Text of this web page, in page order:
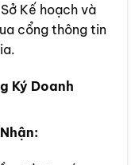
Kế hoạch và
cổng thông tin
Ký Doanh